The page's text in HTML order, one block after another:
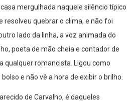
mergulhada naquele silêncio típico
resolveu quebrar o clima, e não foi
lado da linha, a voz animada do
poeta de mão cheia e contador de
qualquer romancista. Ligou como
e não vê a hora de exibir o brilho.
de Carvalho, é daqueles